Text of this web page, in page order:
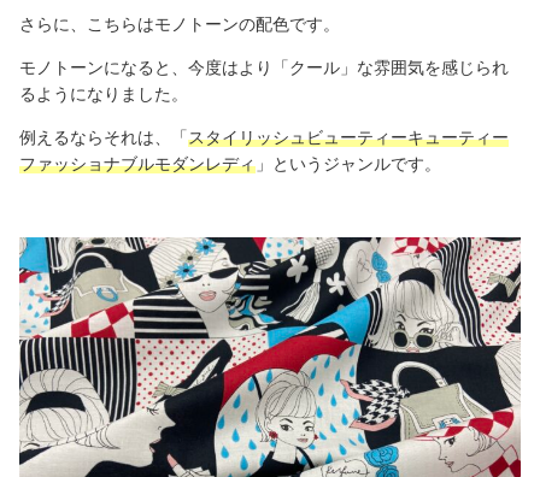
さらに、こちらはモノトーンの配色です。
モノトーンになると、今度はより「クール」な雰囲気を感じられ
るようになりました。
例えるならそれは、「スタイリッシュビューティーキューティー
ファッショナブルモダンレディ 」というジャンルです。